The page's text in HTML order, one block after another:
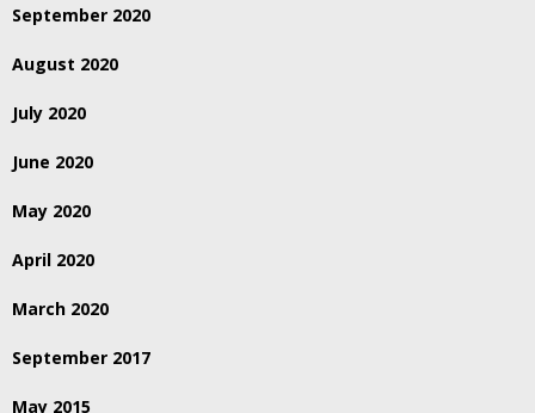
September 2020
August 2020
July 2020
June 2020
May 2020
April 2020
March 2020
September 2017
May 2015